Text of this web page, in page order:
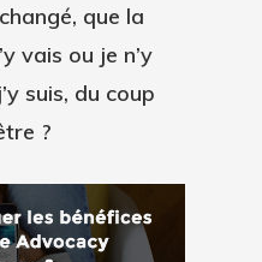
que la
vais ou je n’y
suis, du coup
?